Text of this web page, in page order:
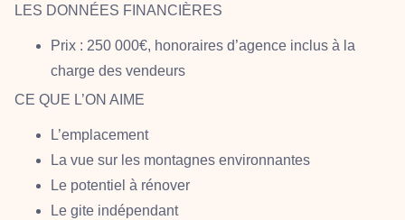
LES DONNÉES FINANCIÈRES
Prix : 250 000€, honoraires d’agence inclus à la
charge des vendeurs
CE QUE L’ON AIME
L’emplacement
La vue sur les montagnes environnantes
Le potentiel à rénover
Le gite indépendant